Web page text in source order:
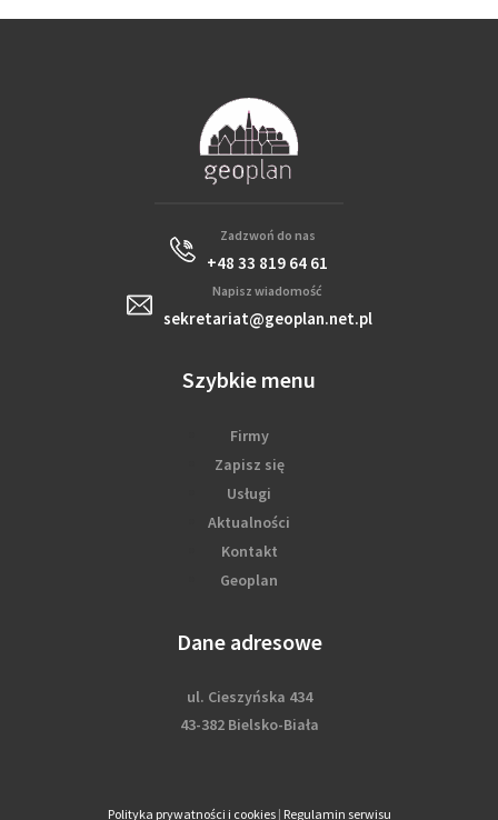
Zadzwoń do nas
+48 33 819 64 61
Napisz wiadomość
sekretariat@geoplan.net.pl
Szybkie menu
Firmy
Zapisz się
Usługi
Aktualności
Kontakt
Geoplan
Dane adresowe
ul. Cieszyńska 434
43-382 Bielsko-Biała
Polityka prywatności i cookies| Regulamin serwisu